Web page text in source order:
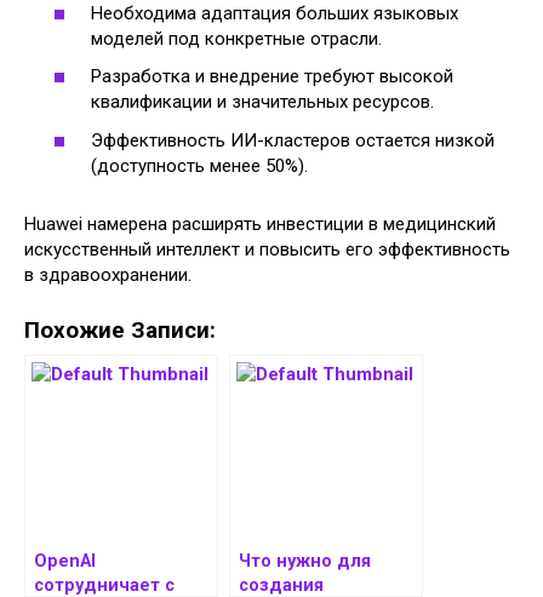
Необходима адаптация больших языковых
моделей под конкретные отрасли.
Разработка и внедрение требуют высокой
квалификации и значительных ресурсов.
Эффективность ИИ-кластеров остается низкой
(доступность менее 50%).
Huawei намерена расширять инвестиции в медицинский
искусственный интеллект и повысить его эффективность
в здравоохранении.
Похожие Записи:
OpenAI
сотрудничает с
Что нужно для
создания